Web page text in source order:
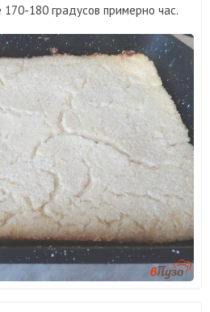
180 градусов примерно час.